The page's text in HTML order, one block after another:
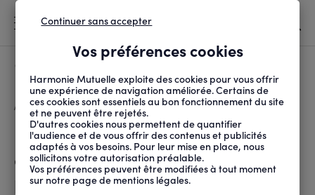
D'ARIANE
ACCUEIL SANTÉ ET SOINS ACCÈS AUX SOINS PATRICK PELLOUX : « ...
Patrick Pelloux : « A l’hôpital, on
est dans la gestion
permanente de la crise »
Vos préférences cookies
Harmonie Mutuelle exploite des cookies pour vous offrir
une expérience de navigation améliorée. Certains de
ces cookies sont essentiels au bon fonctionnement du site
et ne peuvent être rejetés.
D'autres cookies nous permettent de quantifier
l'audience et de vous offrir des contenus et publicités
adaptés à vos besoins. Pour leur mise en place, nous
sollicitons votre autorisation préalable.
Vos préférences peuvent être modifiées à tout moment
sur notre page de mentions légales.
Continuer sans accepter